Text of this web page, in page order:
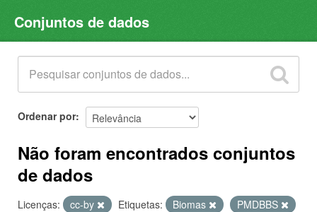
Conjuntos de dados
Organizações
Grupos
Sobre
Conjuntos de dados
Ordenar por
Não foram encontrados conjuntos
de dados
Licenças: cc-by Etiquetas: Biomas
PMDBBS